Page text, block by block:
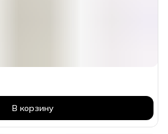
В корзину